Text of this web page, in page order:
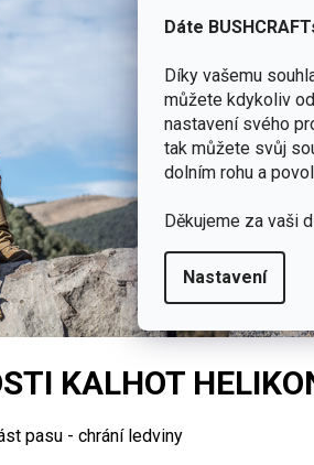
Dáte
Díky vašemu
můžete kdykoliv
nastavení svého
tak můžete svůj
dolním rohu a
Děkujeme za vaši
Nastavení
KALHOT
pasu - chrání ledviny